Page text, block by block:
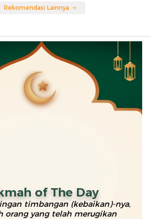
Rekomendasi Lainnya
of The Day
timbangan (kebaikan)-nya,
orang yang telah merugikan